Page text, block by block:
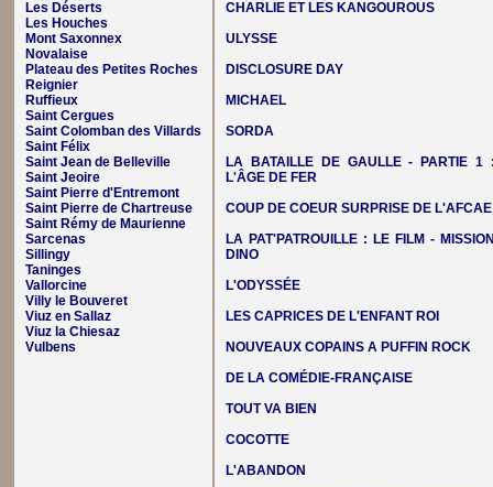
Les Déserts
Les Houches
Mont Saxonnex
Novalaise
Plateau des Petites Roches
Reignier
Ruffieux
Saint Cergues
Saint Colomban des Villards
Saint Félix
Saint Jean de Belleville
Saint Jeoire
Saint Pierre d'Entremont
Saint Pierre de Chartreuse
Saint Rémy de Maurienne
Sarcenas
Sillingy
Taninges
Vallorcine
Villy le Bouveret
Viuz en Sallaz
Viuz la Chiesaz
Vulbens
CHARLIE ET LES KANGOUROUS
ULYSSE
DISCLOSURE DAY
MICHAEL
SORDA
LA BATAILLE DE GAULLE - PARTIE 1
L'ÂGE DE FER
COUP DE COEUR SURPRISE DE L'AFCAE
LA PAT'PATROUILLE : LE FILM -
DINO
L'ODYSSÉE
LES CAPRICES DE L'ENFANT ROI
NOUVEAUX COPAINS A PUFFIN ROCK
DE LA COMÉDIE-FRANÇAISE
TOUT VA BIEN
COCOTTE
L'ABANDON